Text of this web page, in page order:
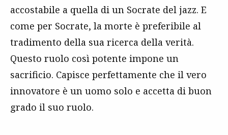
accostabile a quella di un Socrate del jazz. E
come per Socrate, la morte è preferibile al
tradimento della sua ricerca della verità.
Questo ruolo così potente impone un
sacrificio. Capisce perfettamente che il vero
innovatore è un uomo solo e accetta di buon
grado il suo ruolo.